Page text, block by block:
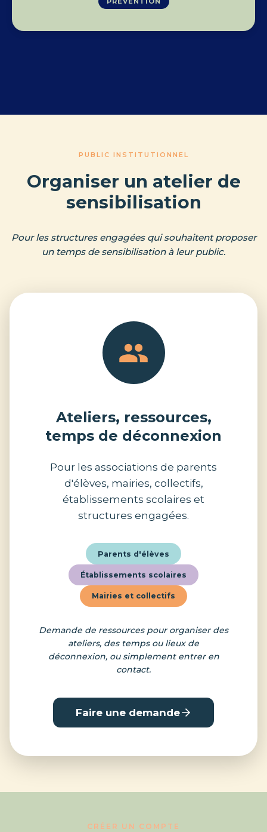
PUBLIC INSTITUTIONNEL
Organiser un atelier de
sensibilisation
Pour les structures engagées qui souhaitent proposer
un temps de sensibilisation à leur public.
Ateliers, ressources,
temps de déconnexion
Pour les associations de parents
d'élèves, mairies, collectifs,
établissements scolaires et
structures engagées.
Parents d'élèves
Établissements scolaires
Mairies et collectifs
Demande de ressources pour organiser des
ateliers, des temps ou lieux de
déconnexion, ou simplement entrer en
contact.
Faire une demande
CRÉER UN COMPTE